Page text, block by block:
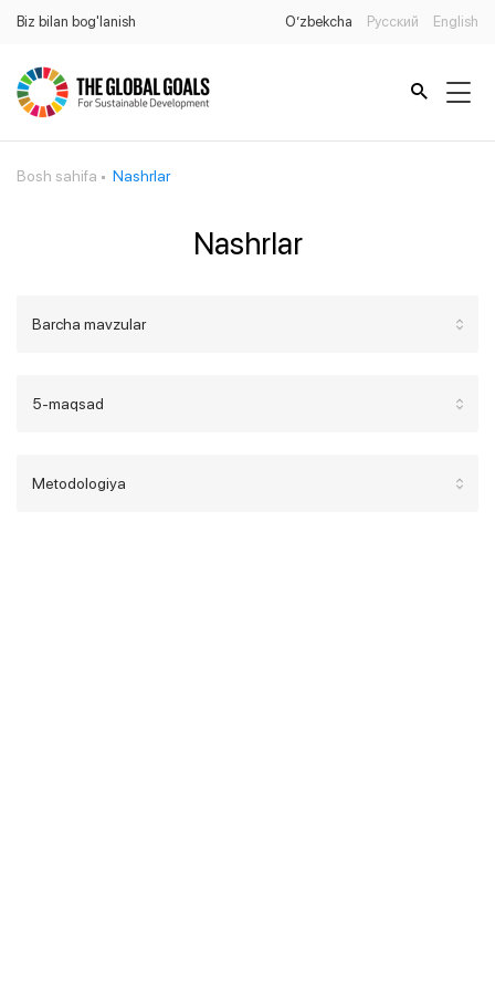
Biz bilan bog'lanish O’zbekcha Русский English
Bosh sahifa Nashrlar
Nashrlar
Barcha mavzular
5-maqsad
Metodologiya